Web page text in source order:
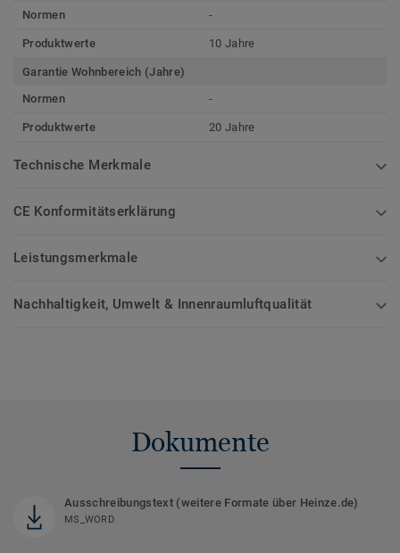
Normen
-
Produktwerte 10 Jahre
Garantie Wohnbereich (Jahre)
Normen
-
Produktwerte 20 Jahre
Technische Merkmale
CE Konformitätserklärung
Leistungsmerkmale
Nachhaltigkeit, Umwelt & Innenraumluftqualität
Dokumente
Ausschreibungstext (weitere Formate über Heinze.de)
MS_WORD